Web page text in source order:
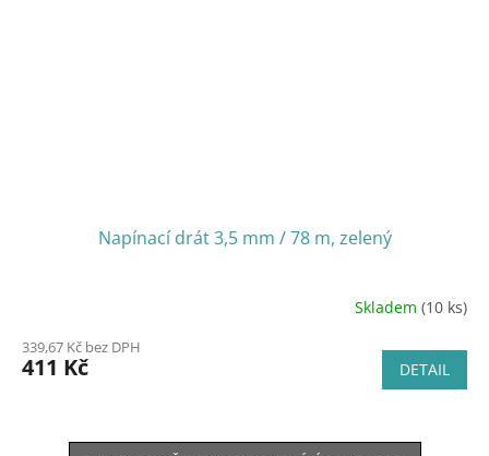
Napínací drát 3,5 mm / 78 m, zelený
Skladem (10 ks)
339,67 Kč bez DPH
411 Kč DETAIL